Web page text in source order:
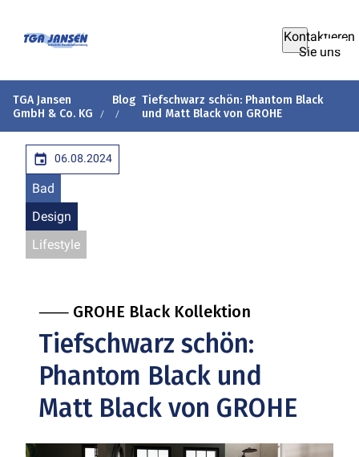
Kontaktieren
Sie uns
TGA Jansen
GmbH & Co. KG
Blog Tiefschwarz schön: Phantom Black
und Matt Black von GROHE
06.08.2024
Bad
Design
Lifestyle
⸺ GROHE Black Kollektion
Tiefschwarz schön:
Phantom Black und
Matt Black von GROHE